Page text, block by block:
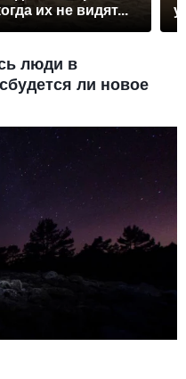
их не видят...
люди в
ли новое